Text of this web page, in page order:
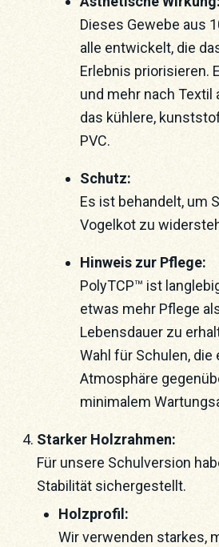
Dieses Gewebe aus
alle entwickelt, die
Erlebnis priorisieren.
und mehr nach Textil
das kühlere,
PVC.
Schutz:
Es ist behandelt, um
Vogelkot zu
Hinweis zur Pflege:
PolyTCP™ ist
etwas mehr Pflege
Lebensdauer zu
Wahl für Schulen, die
Atmosphäre
minimalem
Starker Holzrahmen:
Für unsere Schulversion
Stabilität sichergestellt.
Holzprofil:
Wir verwenden starkes,